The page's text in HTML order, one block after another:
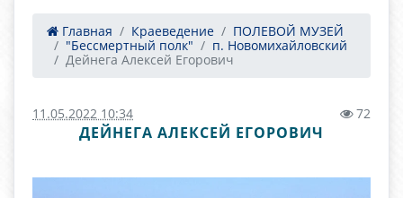
Главная Краеведение
ПОЛЕВОЙ МУЗЕЙ
"Бессмертный полк"
п. Новомихайловский
Дейнега Алексей Егорович
11.05.2022 10:34 72
ДЕЙНЕГА АЛЕКСЕЙ ЕГОРОВИЧ